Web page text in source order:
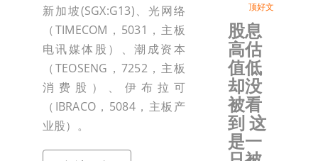
新加坡(SGX:G13)、光网络
（TIMECOM，5031，主板
电讯媒体股）、潮成资本
（TEOSENG，7252，主板
消费股）、伊布拉可
（IBRACO，5084，主板产
业股）。
顶好文
股息
高估
值低
却没
被看
到 这
是一